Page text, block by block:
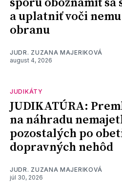
sporu oboznámiť sa
a uplatniť voči
obranu
JUDR. ZUZANA MAJERIKOVÁ
august 4, 2026
JUDIKÁTY
JUDIKATÚRA:
na náhradu
pozostalých po
dopravných nehôd
JUDR. ZUZANA MAJERIKOVÁ
júl 30, 2026